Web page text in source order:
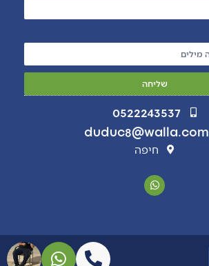
שליחה
0522243537
duduc8@walla.com
חיפה